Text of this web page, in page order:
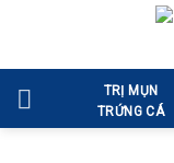
nội
dung
TRỊ MỤN
TRỨNG CÁ